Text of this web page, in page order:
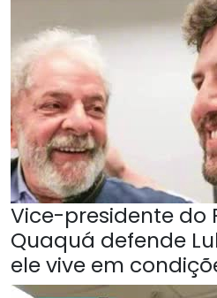
Vice-presidente do
Quaquá defende
ele vive em